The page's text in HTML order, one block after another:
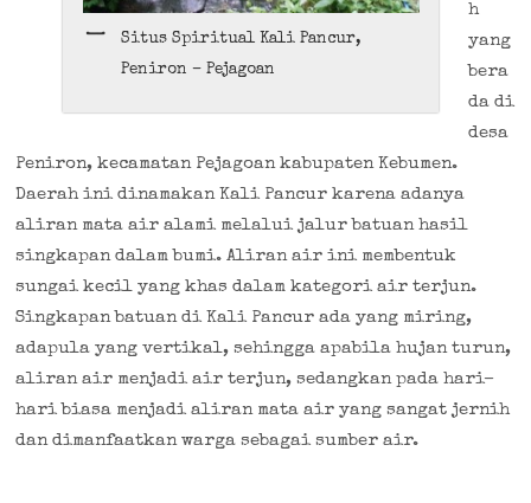
Situs Spiritual Kali Pancur,
Peniron – Pejagoan
h
yang
bera
da di
desa
Peniron, kecamatan Pejagoan kabupaten Kebumen.
Daerah ini dinamakan Kali Pancur karena adanya
aliran mata air alami melalui jalur batuan hasil
singkapan dalam bumi. Aliran air ini membentuk
sungai kecil yang khas dalam kategori air terjun.
Singkapan batuan di Kali Pancur ada yang miring,
adapula yang vertikal, sehingga apabila hujan turun,
aliran air menjadi air terjun, sedangkan pada hari–
hari biasa menjadi aliran mata air yang sangat jernih
dan dimanfaatkan warga sebagai sumber air.